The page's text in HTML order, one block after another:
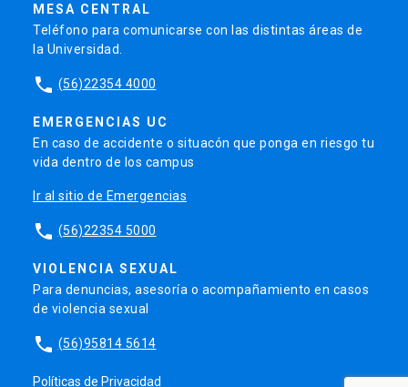
MESA CENTRAL
Teléfono para comunicarse con las distintas áreas de
la Universidad.
phone (56)22354 4000
EMERGENCIAS UC
En caso de accidente o situacón que ponga en riesgo tu
vida dentro de los campus
Ir al sitio de Emergencias
phone (56)22354 5000
VIOLENCIA SEXUAL
Para denuncias, asesoría o acompañamiento en casos
de violencia sexual
phone (56)95814 5614
Políticas de Privacidad